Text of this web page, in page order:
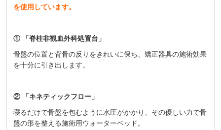
を使用しています。
① 「脊柱非観血外科処置台」
骨盤の位置と背骨の反りをきれいに保ち、矯正器具の施術効果
を十分に引き出します。
② 「キネティックフロー」
寝るだけで骨盤を包むように水圧がかかり、その優しい力で骨
盤の形を整える施術用ウォーターベッド。